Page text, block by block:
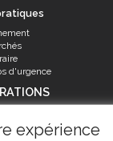
expérience
d'urgence
et activités